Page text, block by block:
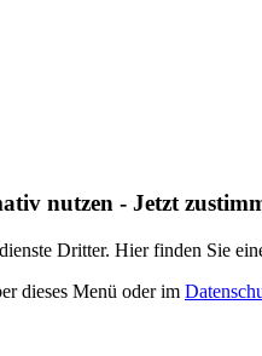
nutzen - Jetzt
Dritter. Hier finden Sie
dieses Menü oder im